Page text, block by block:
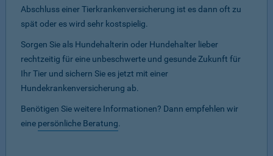
Abschluss einer Tierkrankenversicherung ist es dann oft zu
spät oder es wird sehr kostspielig.
Sorgen Sie als Hundehalterin oder Hundehalter lieber
rechtzeitig für eine unbeschwerte und gesunde Zukunft für
Ihr Tier und sichern Sie es jetzt mit einer
Hundekrankenversicherung ab.
Benötigen Sie weitere Informationen? Dann empfehlen wir
eine persönliche Beratung.